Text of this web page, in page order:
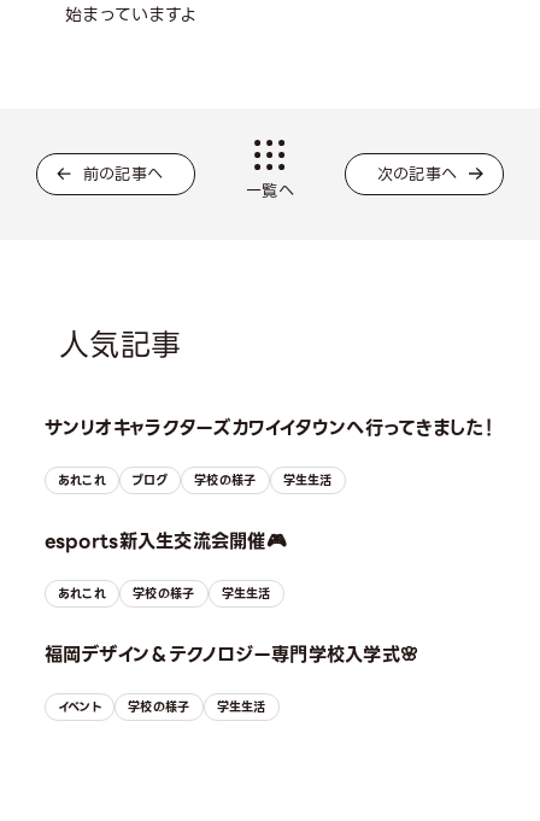
始まっていますよ
前の記事へ
一覧へ
次の記事へ
人気記事
サンリオキャラクターズカワイイタウンへ行ってきました！
あれこれ ブログ 学校の様子 学生生活
esports新入生交流会開催🎮
あれこれ 学校の様子 学生生活
福岡デザイン＆テクノロジー専門学校入学式🌸
イベント 学校の様子 学生生活